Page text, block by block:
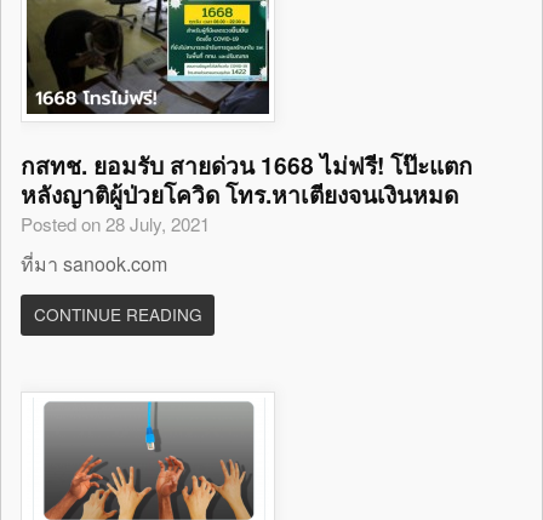
กสทช. ยอมรับ สายด่วน 1668 ไม่ฟรี! โป๊ะแตก
หลังญาติผู้ป่วยโควิด โทร.หาเตียงจนเงินหมด
Posted on 28 July, 2021
ที่มา sanook.com
CONTINUE READING